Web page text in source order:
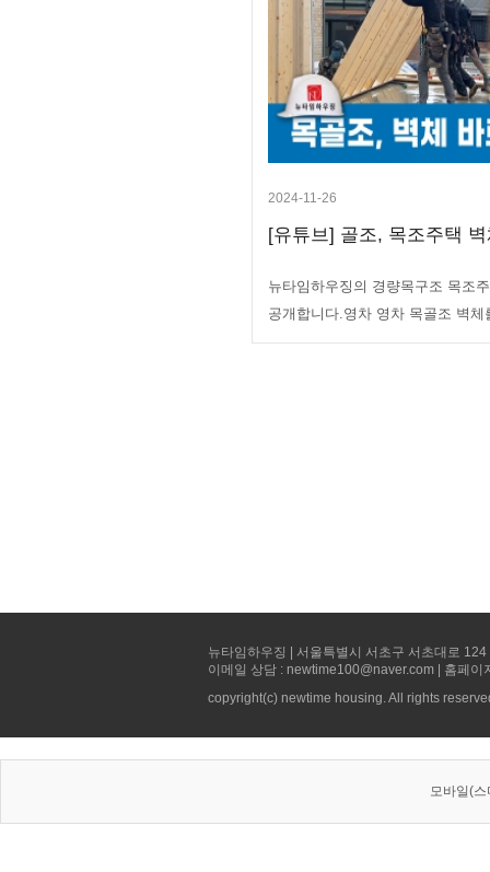
2024-11-26
[유튜브] 골조, 목조주택
뉴타임하우징의 경량목구조 목조
공개합니다.영차 영차 목골조 벽
뉴타임하우징 | 서울특별시 서초구 서초대로
이메일 상담 : newtime100@naver.com | 홈페
copyright(c) newtime housing. All rights
모바일(